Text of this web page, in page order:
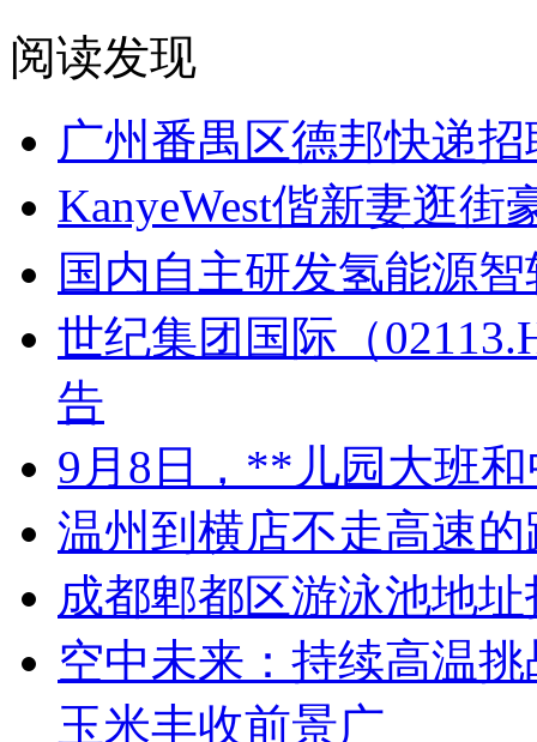
阅读发现
广州番禺区德邦快递
KanyeWest偕新妻逛街
国内自主研发氢能源
世纪集团国际（
告
9月8日，**儿园大班
温州到横店不走高速
成都郫都区游泳池地
空中未来：持续高温
玉米丰收前景广